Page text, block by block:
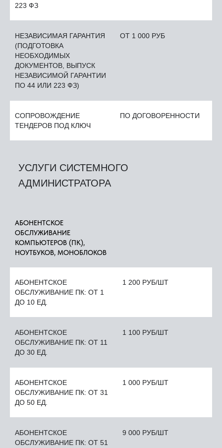
223 ФЗ
НЕЗАВИСИМАЯ ГАРАНТИЯ
(ПОДГОТОВКА
НЕОБХОДИМЫХ
ДОКУМЕНТОВ, ВЫПУСК
НЕЗАВИСИМОЙ ГАРАНТИИ
ПО 44 ИЛИ 223 ФЗ)
ОТ 1 000 РУБ
СОПРОВОЖДЕНИЕ
ТЕНДЕРОВ ПОД КЛЮЧ
ПО ДОГОВОРЕННОСТИ
УСЛУГИ СИСТЕМНОГО
АДМИНИСТРАТОРА
АБОНЕНТСКОЕ
ОБСЛУЖИВАНИЕ
КОМПЬЮТЕРОВ (ПК),
НОУТБУКОВ, МОНОБЛОКОВ
АБОНЕНТСКОЕ
ОБСЛУЖИВАНИЕ ПК: ОТ 1
ДО 10 ЕД.
1 200 РУБ/ШТ
АБОНЕНТСКОЕ
ОБСЛУЖИВАНИЕ ПК: ОТ 11
ДО 30 ЕД.
1 100 РУБ/ШТ
АБОНЕНТСКОЕ
ОБСЛУЖИВАНИЕ ПК: ОТ 31
ДО 50 ЕД.
1 000 РУБ/ШТ
АБОНЕНТСКОЕ
ОБСЛУЖИВАНИЕ ПК: ОТ 51
9 000 РУБ/ШТ